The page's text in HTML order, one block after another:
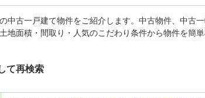
中古一戸建て物件をご紹介します。中古物件、中古
地面積・間取り・人気のこだわり条件から物件を簡
て再検索